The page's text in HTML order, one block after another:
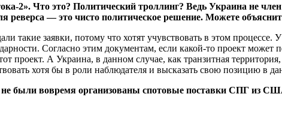
2». Что это? Политический троллинг? Ведь Украина не
реверса — это чисто политическое решение. Можете
заявки, потому что хотят учувствовать в этом процессе.
Согласно этим документам, если какой-то проект может
проект. А Украина, в данном случае, как транзитная
хотя бы в роли наблюдателя и высказать свою позицию в
были вовремя организованы спотовые поставки СПГ из